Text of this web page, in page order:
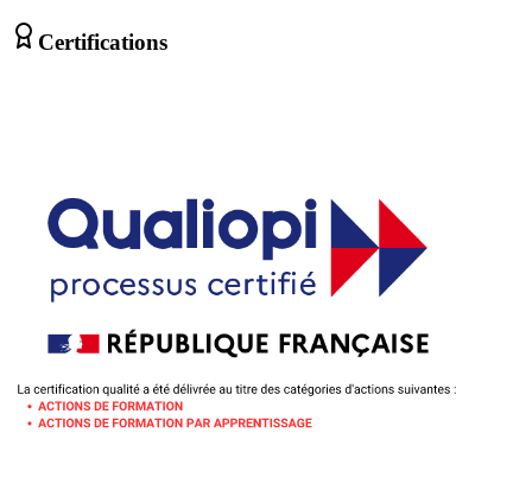
Certifications